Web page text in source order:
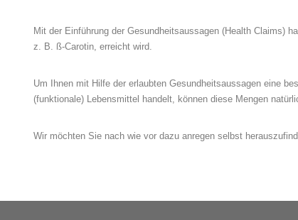
Mit der Einführung der Gesundheitsaussagen (Health Claims)
z. B. ß-Carotin, erreicht wird.
Um Ihnen mit Hilfe der erlaubten Gesundheitsaussagen eine
(funktionale) Lebensmittel handelt, können diese Mengen
Wir möchten Sie nach wie vor dazu anregen selbst